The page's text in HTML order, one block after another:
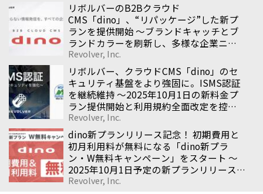
リボルバーのB2Bクラウド
CMS「dino」、“リパッケージ”した新プ
ランを提供開始 〜ブランドキャッチとブ
ランドカラーを刷新し、多様な企業ニー
ズに応えるCMSへ〜
Revolver, Inc.
リボルバー、クラウドCMS「dino」のセ
キュリティ基盤をより強固に。ISMS認証
を継続維持 〜2025年10月1日の新料金プ
ラン提供開始と利用規約全面改定を控
え、企業サイト全般を支える安心の基盤
を整備〜
Revolver, Inc.
dino新プランリリース記念！ 初期費用と
初月利用料が無料になる「dino新プラ
ン・W無料キャンペーン」をスタート 〜
2025年10月1日予定の新プランリリース
を記念し、期間限定の特別キャンペーン
Revolver, Inc.